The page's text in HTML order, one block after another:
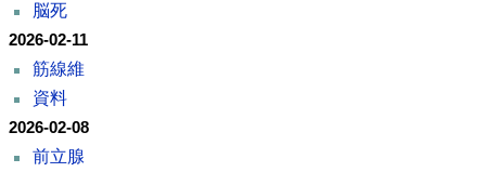
脳死
2026-02-11
筋線維
資料
2026-02-08
前立腺